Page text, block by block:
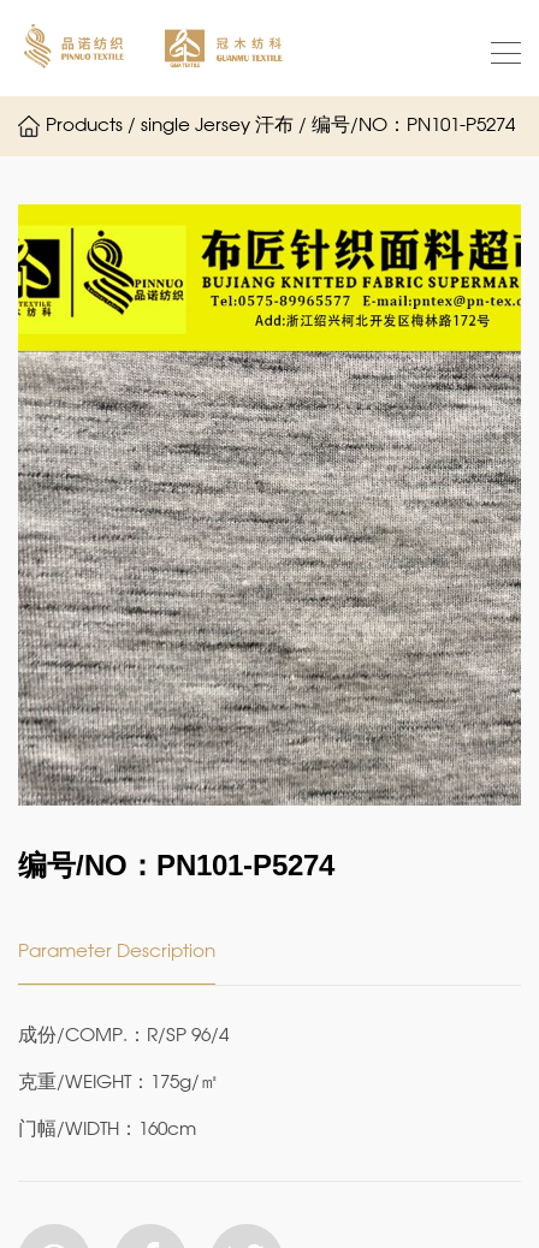
Products / single Jersey 汗布 / 编号/NO：PN101-P5274
编号/NO：PN101-P5274
Parameter Description
成份/COMP.：R/SP 96/4
克重/WEIGHT：175g/㎡
门幅/WIDTH：160cm